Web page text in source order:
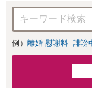
例） 離婚 慰謝料 誹謗